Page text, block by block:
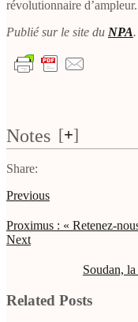
révolutionnaire d’ampleur.
Publié sur le site du NPA.
Notes [+]
Share:
Previous
Proximus : « Retenez-
Next
Soudan,
Related Posts